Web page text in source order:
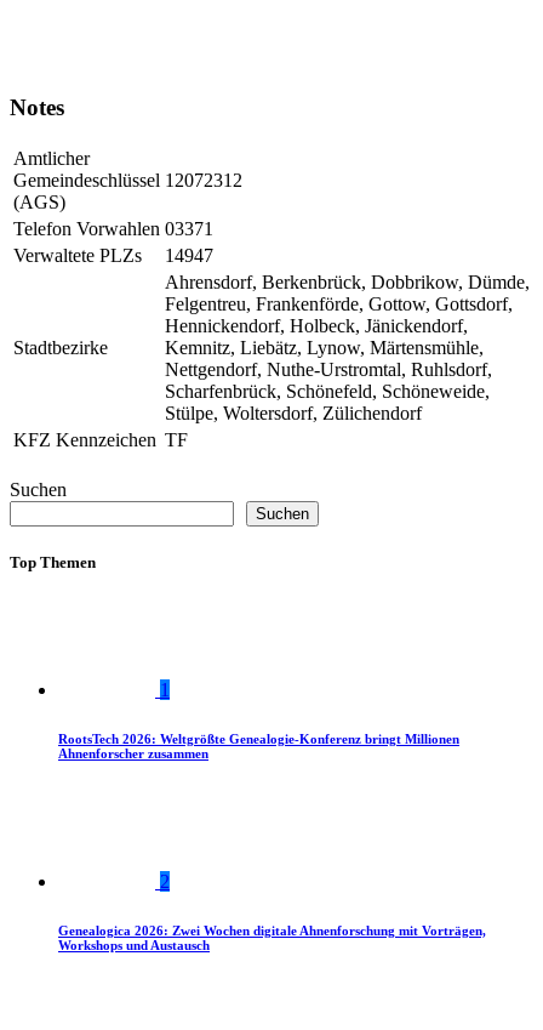
Notes
Amtlicher
Gemeindeschlüssel
(AGS)
12072312
Telefon Vorwahlen 03371
Verwaltete PLZs
14947
Stadtbezirke
Ahrensdorf, Berkenbrück, Dobbrikow, Dümde,
Felgentreu, Frankenförde, Gottow, Gottsdorf,
Hennickendorf, Holbeck, Jänickendorf,
Kemnitz, Liebätz, Lynow, Märtensmühle,
Nettgendorf, Nuthe-Urstromtal, Ruhlsdorf,
Scharfenbrück, Schönefeld, Schöneweide,
Stülpe, Woltersdorf, Zülichendorf
KFZ Kennzeichen TF
Suchen
Suchen
Top Themen
1
RootsTech 2026: Weltgrößte Genealogie-Konferenz bringt Millionen
Ahnenforscher zusammen
2
Genealogica 2026: Zwei Wochen digitale Ahnenforschung mit Vorträgen,
Workshops und Austausch